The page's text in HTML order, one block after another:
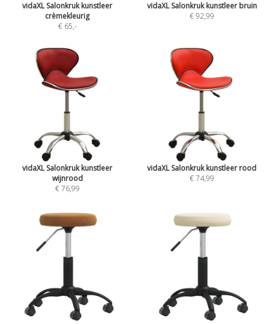
vidaXL Salonkruk kunstleer
crèmekleurig
€ 65,-
vidaXL Salonkruk kunstleer bruin
€ 92,99
vidaXL Salonkruk kunstleer
wijnrood
€ 76,99
vidaXL Salonkruk kunstleer rood
€ 74,99